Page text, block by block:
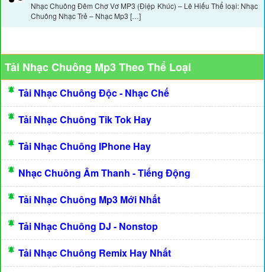
Nhạc Chuông Đêm Chơ Vơ MP3 (Điệp Khúc) – Lê Hiếu Thể loại: Nhạc
Chuông Nhạc Trẻ – Nhạc Mp3 […]
Tải Nhạc Chuông Mp3 Theo Thể Loại
Tải Nhạc Chuông Độc - Nhạc Chế
Tải Nhạc Chuông Tik Tok Hay
Tải Nhạc Chuông IPhone Hay
Nhạc Chuông Âm Thanh - Tiếng Động
Tải Nhạc Chuông Mp3 Mới Nhất
Tải Nhạc Chuông DJ - Nonstop
Tải Nhạc Chuông Remix Hay Nhất